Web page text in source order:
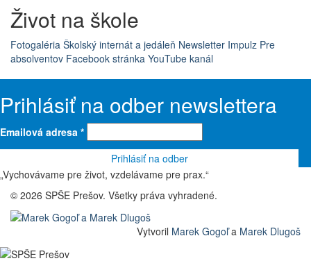
Život na škole
Fotogaléria Školský internát a jedáleň Newsletter Impulz Pre
absolventov Facebook stránka YouTube kanál
Prihlásiť na odber newslettera
Emailová adresa *
„Vychovávame pre život, vzdelávame pre prax.“
© 2026 SPŠE Prešov. Všetky práva vyhradené.
Vytvoril Marek Gogoľa Marek Dlugoš